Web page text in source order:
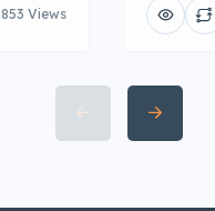
853 Views